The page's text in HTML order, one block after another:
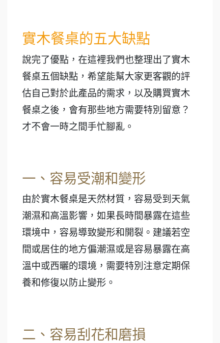
實木餐桌的五大缺點
說完了優點，在這裡我們也整理出了實木
餐桌五個缺點，希望能幫大家更客觀的評
估自己對於此產品的需求，以及購買實木
餐桌之後，會有那些地方需要特別留意？
才不會一時之間手忙腳亂。
一、容易受潮和變形
由於實木餐桌是天然材質，容易受到天氣
潮濕和高溫影響，如果長時間暴露在這些
環境中，容易導致變形和開裂。建議若空
間或居住的地方偏潮濕或是容易暴露在高
溫中或西曬的環境，需要特別注意定期保
養和修復以防止變形。
二、容易刮花和磨損